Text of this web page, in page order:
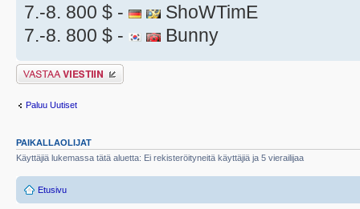
7.-8. 800 $ -
ShoWTimE
7.-8. 800 $ -
Bunny
Lähetä vastaus
Paluu Uutiset
PAIKALLAOLIJAT
Käyttäjiä lukemassa tätä aluetta: Ei rekisteröityneitä käyttäjiä ja 5 vierailijaa
Etusivu